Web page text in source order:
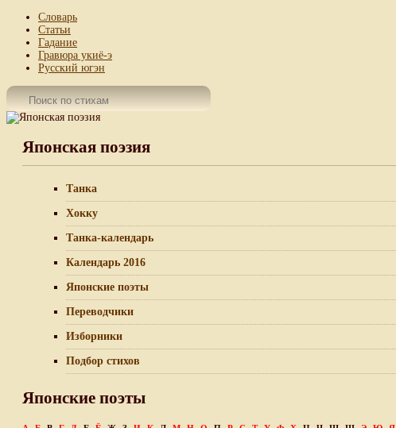
Словарь
Статьи
Гадание
Гравюра укиё-э
Русский югэн
Японская поэзия
Танка
Хокку
Танка-календарь
Календарь 2016
Японские поэты
Переводчики
Изборники
Подбор стихов
Японские поэты